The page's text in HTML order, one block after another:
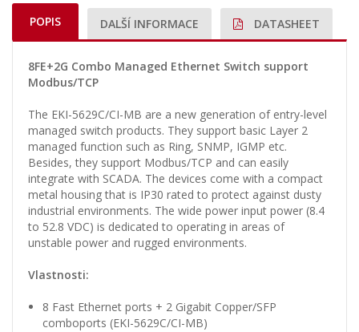
POPIS DALŠÍ INFORMACE DATASHEET
8FE+2G Combo Managed Ethernet Switch support
Modbus/TCP
The EKI-5629C/CI-MB are a new generation of entry-level
managed switch products. They support basic Layer 2
managed function such as Ring, SNMP, IGMP etc.
Besides, they support Modbus/TCP and can easily
integrate with SCADA. The devices come with a compact
metal housing that is IP30 rated to protect against dusty
industrial environments. The wide power input power (8.4
to 52.8 VDC) is dedicated to operating in areas of
unstable power and rugged environments.
Vlastnosti:
8 Fast Ethernet ports + 2 Gigabit Copper/SFP
comboports (EKI-5629C/CI-MB)